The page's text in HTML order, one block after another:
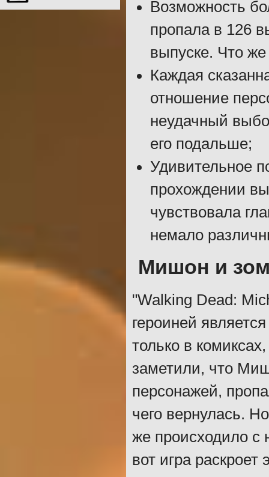
Возможность
пропала в 126
выпуске. Что
Каждая
отношение
неудачный
его подальше;
Удивительное
прохождении вы
чувствовала
немало
Мишон и
"Walking Dead:
героиней
только в
заметили, что
персонажей,
чего вернулась.
же происходило с
вот игра